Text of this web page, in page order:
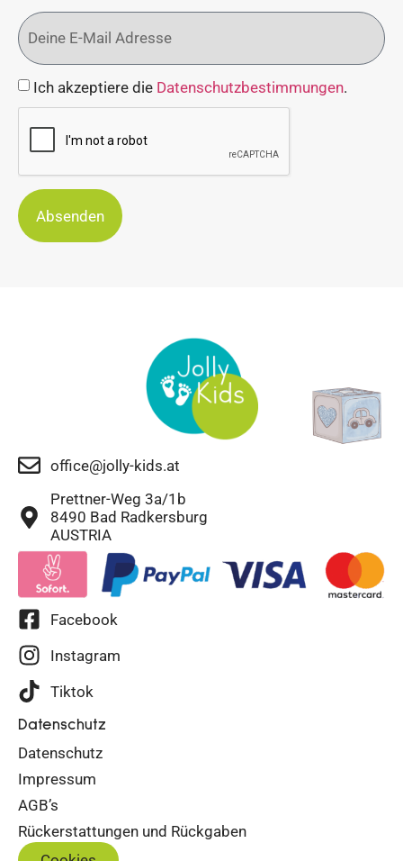
Ich akzeptiere die Datenschutzbestimmungen.
Absenden
office@jolly-kids.at
Prettner-Weg 3a/1b
8490 Bad Radkersburg
AUSTRIA
Facebook
Instagram
Tiktok
Datenschutz
Datenschutz
Impressum
AGB’s
Rückerstattungen und Rückgaben